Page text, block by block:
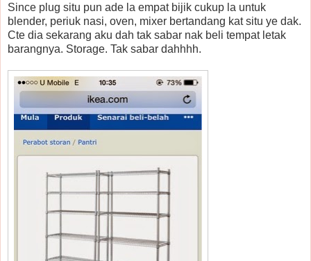
Since plug situ pun ade la empat bijik cukup la untuk
blender, periuk nasi, oven, mixer bertandang kat situ ye dak.
Cte dia sekarang aku dah tak sabar nak beli tempat letak
barangnya. Storage. Tak sabar dahhhh.